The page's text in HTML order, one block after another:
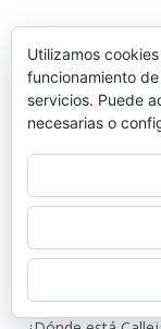
Nos vamos de
Utilizamos
funcionamiento
servicios. Puede
necesarias o